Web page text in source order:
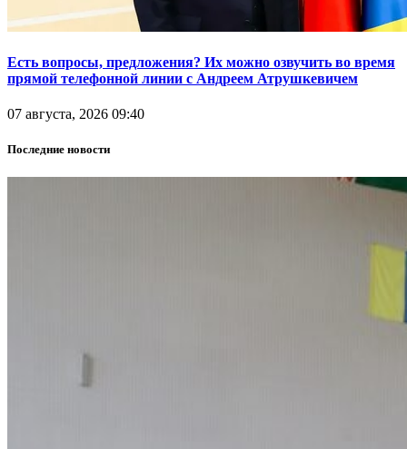
Есть вопросы, предложения? Их можно озвучить во время
прямой телефонной линии с Андреем Атрушкевичем
07 августа, 2026 09:40
Последние новости